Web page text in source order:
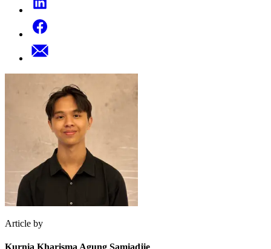
Article by